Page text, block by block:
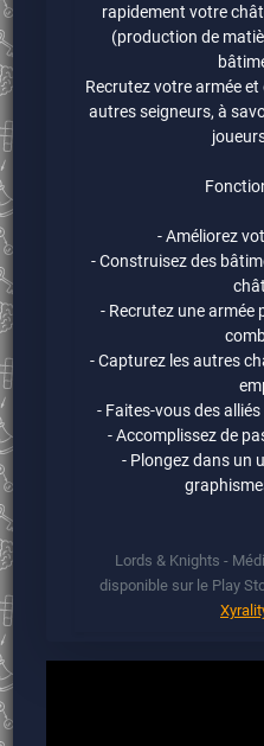
rapidement votre
(production de
Recrutez votre armée
autres seigneurs, à
- Améliorez
- Construisez des
- Recrutez une armée
- Capturez les autres
- Faites-vous des
- Accomplissez de
- Plongez dans un
Lords & Knights -
disponible sur le Play